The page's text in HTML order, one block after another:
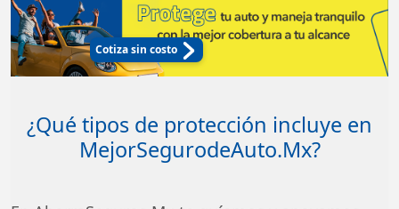
Cotiza sin costo
¿Qué tipos de protección incluye en
MejorSegurodeAuto.Mx?